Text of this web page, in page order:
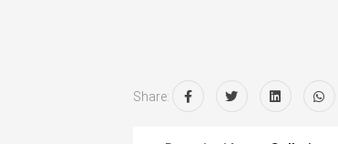
Share: